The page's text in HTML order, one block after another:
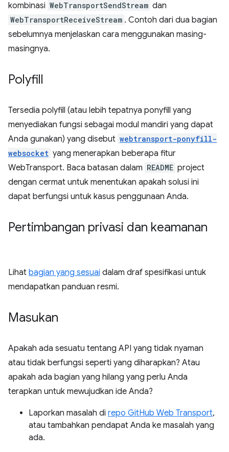
kombinasi WebTransportSendStream dan
WebTransportReceiveStream . Contoh dari dua bagian
sebelumnya menjelaskan cara menggunakan masing-
masingnya.
Polyfill
Tersedia polyfill (atau lebih tepatnya ponyfill yang
menyediakan fungsi sebagai modul mandiri yang dapat
Anda gunakan) yang disebut webtransport-ponyfill-
websocket yang menerapkan beberapa fitur
WebTransport. Baca batasan dalam README project
dengan cermat untuk menentukan apakah solusi ini
dapat berfungsi untuk kasus penggunaan Anda.
Pertimbangan privasi dan keamanan
Lihat bagian yang sesuai dalam draf spesifikasi untuk
mendapatkan panduan resmi.
Masukan
Apakah ada sesuatu tentang API yang tidak nyaman
atau tidak berfungsi seperti yang diharapkan? Atau
apakah ada bagian yang hilang yang perlu Anda
terapkan untuk mewujudkan ide Anda?
Laporkan masalah di repo GitHub Web Transport,
atau tambahkan pendapat Anda ke masalah yang
ada.